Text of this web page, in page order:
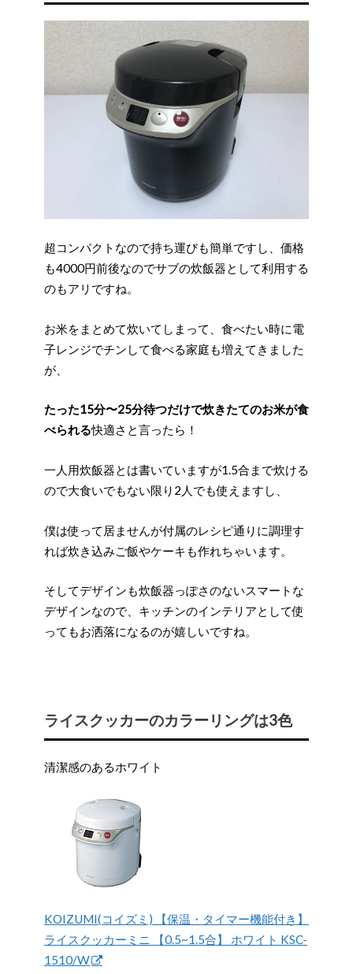
超コンパクトなので持ち運びも簡単ですし、価格
も4000円前後なのでサブの炊飯器として利用する
のもアリですね。
お米をまとめて炊いてしまって、食べたい時に電
子レンジでチンして食べる家庭も増えてきました
が、
たった15分〜25分待つだけで炊きたてのお米が食
べられる快適さと言ったら！
一人用炊飯器とは書いていますが1.5合まで炊ける
ので大食いでもない限り2人でも使えますし、
僕は使って居ませんが付属のレシピ通りに調理す
れば炊き込みご飯やケーキも作れちゃいます。
そしてデザインも炊飯器っぽさのないスマートな
デザインなので、キッチンのインテリアとして使
ってもお洒落になるのが嬉しいですね。
ライスクッカーのカラーリングは3色
清潔感のあるホワイト
KOIZUMI(コイズミ) 【保温・タイマー機能付き】
ライスクッカーミニ 【0.5~1.5合】 ホワイト KSC-
1510/W